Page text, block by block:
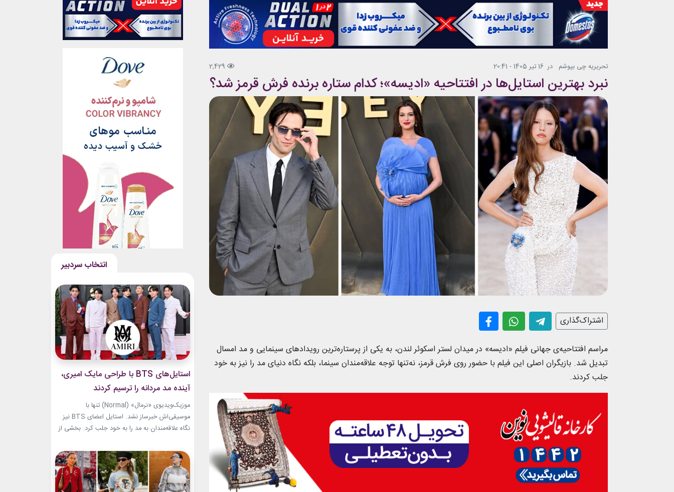
تحریریه چی بپوشم در 16 تیر 1405 - 20:41 2,429
نبرد بهترین استایل‌ها در افتتاحیه «ادیسه»؛ کدام ستاره برنده فرش قرمز شد؟
اشتراک‌گذاری
مراسم افتتاحیه‌ی جهانی فیلم «ادیسه» در میدان لستر اسکوئر لندن، به یکی از پرستاره‌ترین رویدادهای سینمایی و مد امسال
تبدیل شد. بازیگران اصلی این فیلم با حضور روی فرش قرمز، نه‌تنها توجه علاقه‌مندان سینما، بلکه نگاه دنیای مد را نیز به خود
جلب کردند.
استایل‌های BTS با طراحی مایک امیری،
آینده مد مردانه را ترسیم کردند
موزیک‌ویدیوی «نرمال» (Normal) تنها با
موسیقی‌اش خبرساز نشد. استایل اعضای BTS نیز
نگاه علاقه‌مندان به مد را به خود جلب کرد. بخشی از
به طراح آمریکاییِ ایرانی‌تبار، مایک امیری، انتخاب
شده بود. جسارت در استایل‌های امیری BTS همان
ویژگی مشترکی است که در تمام این اوت‌فیت‌ها
دیده...